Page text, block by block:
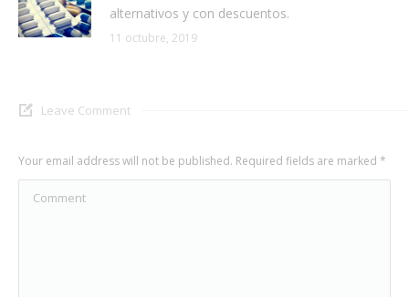
alternativos y con descuentos.
11 octubre, 2019
Leave Comment
Your email address will not be published. Required fields are marked *
Comment